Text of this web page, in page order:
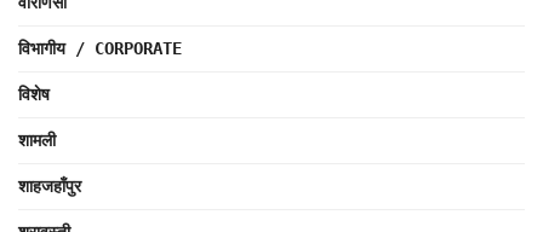
विभागीय / CORPORATE
विशेष
शामली
शाहजहाँपुर